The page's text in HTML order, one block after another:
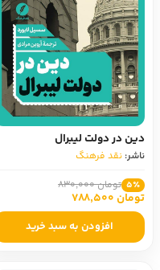
دین در دولت لیبرال
ناشر: نقد فرهنگ
5٪ تومان 830,000
تومان 788,500
افزودن به سبد خرید